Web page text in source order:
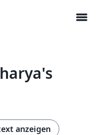
menu
anzeigen